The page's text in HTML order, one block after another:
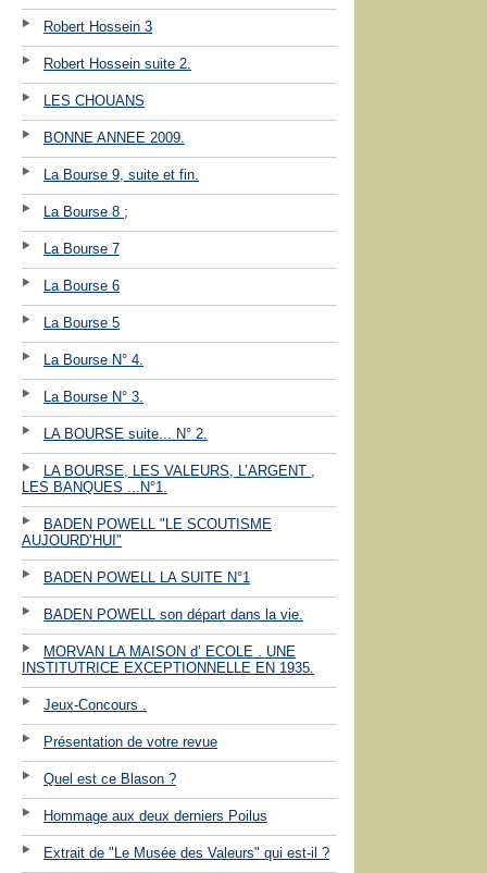
Robert Hossein 3
Robert Hossein suite 2.
LES CHOUANS
BONNE ANNEE 2009.
La Bourse 9, suite et fin.
La Bourse 8 ;
La Bourse 7
La Bourse 6
La Bourse 5
La Bourse N° 4.
La Bourse N° 3.
LA BOURSE suite... N° 2.
LA BOURSE, LES VALEURS, L’ARGENT ,
LES BANQUES ...N°1.
BADEN POWELL "LE SCOUTISME
AUJOURD’HUI"
BADEN POWELL LA SUITE N°1
BADEN POWELL son départ dans la vie.
MORVAN LA MAISON d’ ECOLE . UNE
INSTITUTRICE EXCEPTIONNELLE EN 1935.
Jeux-Concours .
Présentation de votre revue
Quel est ce Blason ?
Hommage aux deux derniers Poilus
Extrait de "Le Musée des Valeurs" qui est-il ?